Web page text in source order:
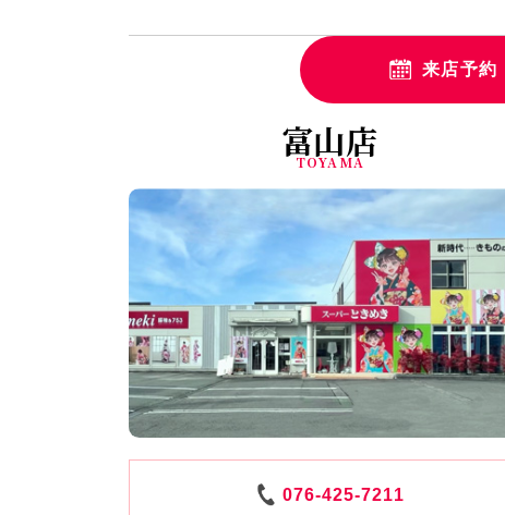
来店予約
富山店
TOYAMA
076-425-7211